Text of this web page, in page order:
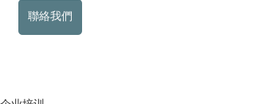
聯絡我們